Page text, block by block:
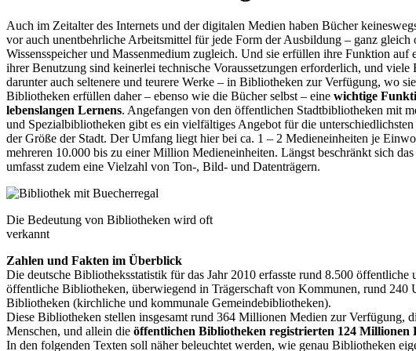
Auch im Zeitalter des Internets und der digitalen Medien haben Bücher
vor auch unentbehrliche Arbeitsmittel für jede Form der Ausbildung – ganz
Wissensspeicher und Massenmedium zugleich. Und sie erfüllen ihre Funktion
ihrer Benutzung sind keinerlei technische Voraussetzungen erforderlich, und
darunter auch seltenere und teurere Werke – in Bibliotheken zur Verfügung, wo
Bibliotheken erfüllen daher – ebenso wie die Bücher selbst – eine wichtige
lebenslangen Lernens. Angefangen von den öffentlichen Stadtbibliotheken mit
und Spezialbibliotheken gibt es ein vielfältiges Angebot für die
der Größe der Stadt. Der Umfang liegt hier bei ca. 1 – 2 Medieneinheiten je
mehreren 10.000 bis zu einer Million Medieneinheiten. Längst beschränkt sich
umfasst zudem eine Vielzahl von Ton-, Bild- und Datenträgern.
Die Bedeutung von Bibliotheken wird oft
verkannt
Zahlen und Fakten im Überblick
Die deutsche Bibliotheksstatistik für das Jahr 2010 erfasste rund 8.500
öffentliche Bibliotheken, überwiegend in Trägerschaft von Kommunen, rund
Bibliotheken (kirchliche und kommunale Gemeindebibliotheken).
Diese Bibliotheken stellen insgesamt rund 364 Millionen Medien zur Verfügung,
Menschen, und allein die öffentlichen Bibliotheken registrierten 124 Millionen
In den folgenden Texten soll näher beleuchtet werden, wie genau Bibliotheken